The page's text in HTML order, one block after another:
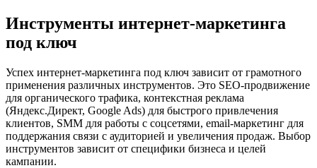
Инструменты интернет-маркетинга
под ключ
Успех интернет-маркетинга под ключ зависит от грамотного
применения различных инструментов. Это SEO-продвижение
для органического трафика, контекстная реклама
(Яндекс.Директ, Google Ads) для быстрого привлечения
клиентов, SMM для работы с соцсетями, email-маркетинг для
поддержания связи с аудиторией и увеличения продаж. Выбор
инструментов зависит от специфики бизнеса и целей
кампании.